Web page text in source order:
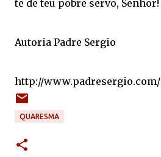
te de teu pobre servo, Senhor!
Autoria Padre Sergio
http://www.padresergio.com/
QUARESMA